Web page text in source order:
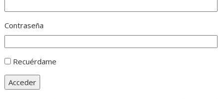
Contraseña
Recuérdame
Acceder